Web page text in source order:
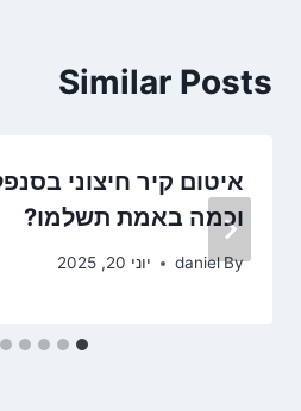
Similar Posts
איטום קיר חיצוני
וכמה באמת תשלמו?
By
daniel יוני 20, 2025